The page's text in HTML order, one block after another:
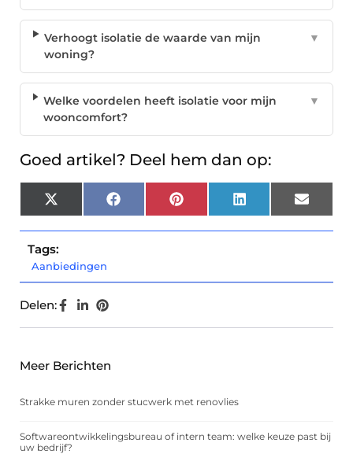
Verhoogt isolatie de waarde van mijn
woning?
▼
Welke voordelen heeft isolatie voor mijn
wooncomfort?
▼
Goed artikel? Deel hem dan op:
X
(Twitter)
Facebook Pinterest LinkedIn Email
Tags:
Aanbiedingen
Delen:
Meer Berichten
Strakke muren zonder stucwerk met renovlies
Softwareontwikkelingsbureau of intern team: welke keuze past bij
uw bedrijf?